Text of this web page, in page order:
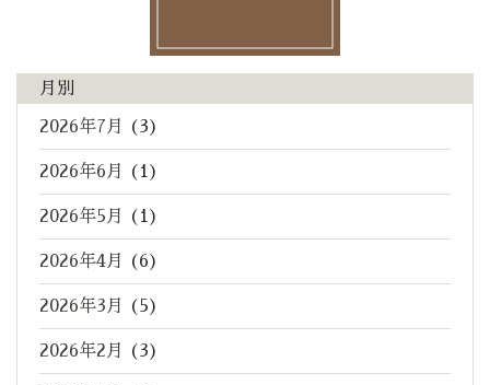
月別
2026年7月 (3)
2026年6月 (1)
2026年5月 (1)
2026年4月 (6)
2026年3月 (5)
2026年2月 (3)